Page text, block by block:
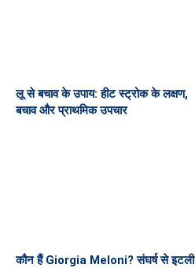
लू से बचाव के उपाय: हीट स्ट्रोक के लक्षण,
बचाव और प्राथमिक उपचार
कौन हैं Giorgia Meloni? संघर्ष से इटली